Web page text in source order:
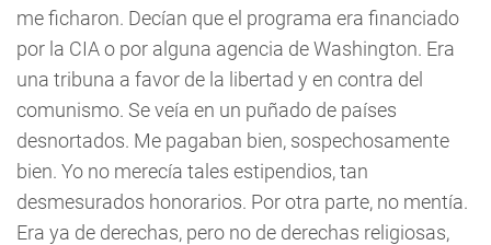
me ficharon. Decían que el programa era financiado
por la CIA o por alguna agencia de Washington. Era
una tribuna a favor de la libertad y en contra del
comunismo. Se veía en un puñado de países
desnortados. Me pagaban bien, sospechosamente
bien. Yo no merecía tales estipendios, tan
desmesurados honorarios. Por otra parte, no mentía.
Era ya de derechas, pero no de derechas religiosas,